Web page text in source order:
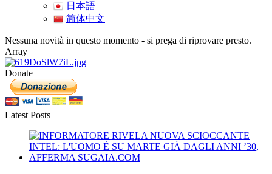
日本語
简体中文
Nessuna novità in questo momento - si prega di riprovare presto.
Array
Donate
Latest Posts